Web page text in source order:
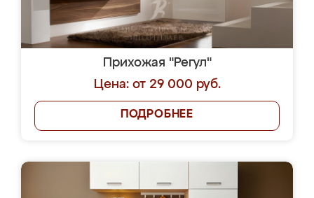
Прихожая "Регул"
Цена: от 29 000 руб.
ПОДРОБНЕЕ